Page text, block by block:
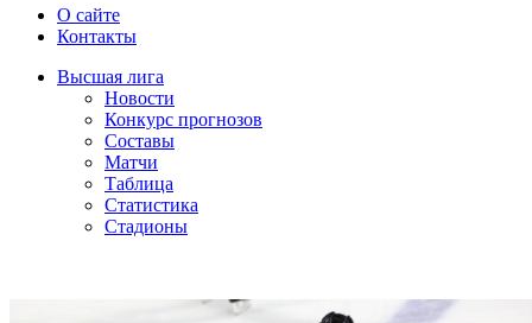
О сайте
Контакты
Высшая лига
Новости
Конкурс прогнозов
Составы
Матчи
Таблица
Статистика
Стадионы